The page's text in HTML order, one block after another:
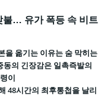
불… 유가 폭등 속 비트
을 옮기는 이유는 숨 막히는
동의 긴장감은 일촉즉발의
이
48시간의 최후통첩을 날리